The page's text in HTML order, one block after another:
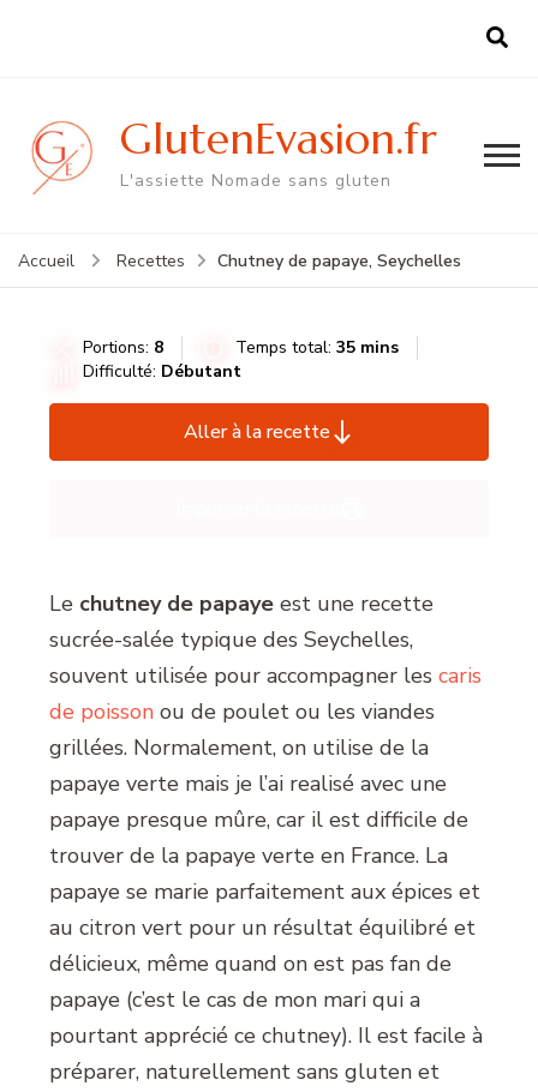
GlutenEvasion.fr
L'assiette Nomade sans gluten
Accueil Recettes Chutney de papaye, Seychelles
Portions: 8 Temps total:35 mins
Difficulté: Débutant
Aller à la recette
Le chutney de papaye est une recette
sucrée-salée typique des Seychelles,
souvent utilisée pour accompagner lescaris
de poisson ou de poulet ou les viandes
grillées. Normalement, on utilise de la
papaye verte mais je l’ai realisé avec une
papaye presque mûre, car il est difficile de
trouver de la papaye verte en France. La
papaye se marie parfaitement aux épices et
au citron vert pour un résultat équilibré et
délicieux, même quand on est pas fan de
papaye (c’est le cas de mon mari qui a
pourtant apprécié ce chutney). Il est facile à
préparer, naturellement sans gluten et